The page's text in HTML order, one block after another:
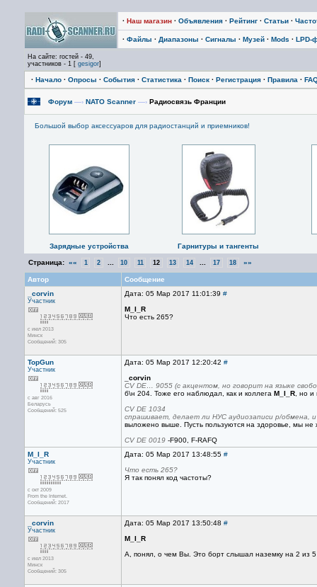
· Наш магазин · Объявления · Рейтинг · Статьи ·
· Файлы · Диапазоны · Сигналы · Музей · Mods · LPD-
На сайте: гостей - 49,
участников - 1 [ gesigor]
· Начало · Опросы · События · Статистика · Поиск · Регистрация · Правила ·
Форум —› NATO Scanner —› Радиосвязь Франции
Большой выбор аксессуаров для радиостанций и приемников!
Зарядные устройства Гарнитуры и тангенты
Страница: «« 1 2 10 11 12 13 14 17 18 »»
Автор
Сообщение
_corvin
Участник
с июл 2013
Минск
Сообщений: 305
Дата: 05 Мар 2017 11:01:39 #
M_I_R
Что есть 265?
TopGun
Участник
с авг 2016
Беларусь
Сообщений: 525
Дата: 05 Мар 2017 12:20:42 #
_corvin
CV DE… 9055 (с акцентом, но говорит на языке
б\н 204. Тоже его наблюдал, как и коллега M_I_R , но
СV DE 1034
спрашивает, делает ли НУС аудиозаписи р/обмена,
выложено выше. Пусть пользуются на здоровье, мы
CV DE 0019 -F900, F-RAFQ
M_I_R
Участник
с окт 2009
From the Internet.
Сообщений: 2017
Дата: 05 Мар 2017 13:48:55 #
Что есть 265?
Я так понял код частоты?
_corvin
Участник
с июл 2013
Минск
Сообщений: 305
Дата: 05 Мар 2017 13:50:48 #
M_I_R
А, понял, о чем Вы. Это борт слышал наземку на 2 из 5